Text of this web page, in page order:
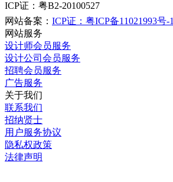
ICP证：粤B2-20100527
网站备案： ICP证：粤ICP备11021993号-1
网站服务
设计师会员服务
设计公司会员服务
招聘会员服务
广告服务
关于我们
联系我们
招纳贤士
用户服务协议
隐私权政策
法律声明